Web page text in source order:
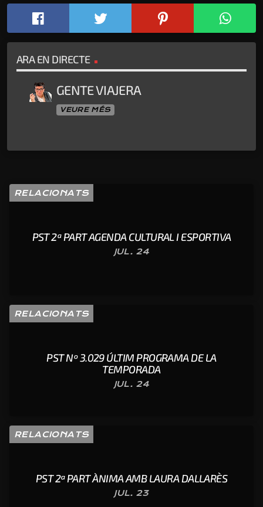
ARA EN DIRECTE
GENTE VIAJERA
VEURE MÉS
RELACIONATS
PST 2ª PART AGENDA CULTURAL I ESPORTIVA
JUL. 24
RELACIONATS
PST Nº 3.029 ÚLTIM PROGRAMA DE LA
TEMPORADA
JUL. 24
RELACIONATS
PST 2ª PART ÀNIMA AMB LAURA DALLARÈS
JUL. 23